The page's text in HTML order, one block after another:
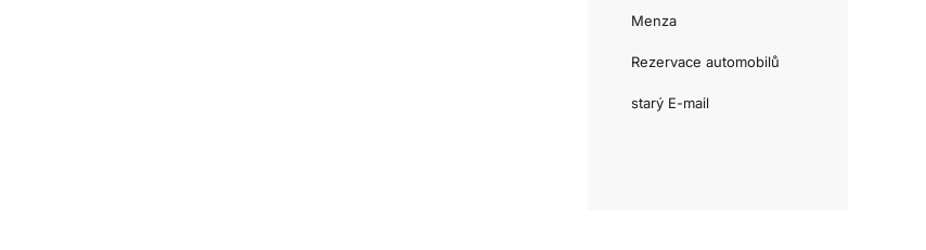
Menza
Rezervace automobilů
starý E-mail